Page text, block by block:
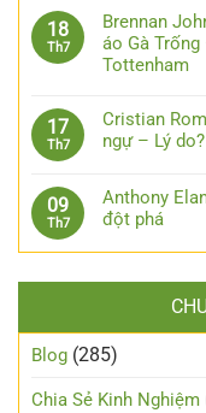
18
Th7
Brennan
áo Gà
Tottenham
17
Th7
Cristian
ngự – Lý do?
09
Th7
Anthony
đột phá
Blog (285)
Chia Sẻ Kinh Nghiệm